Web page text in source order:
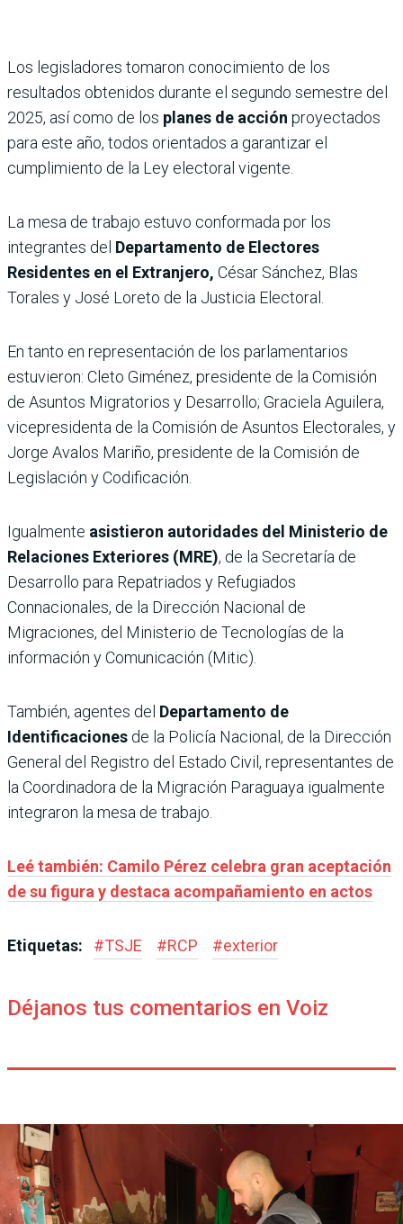
Los legisladores tomaron conocimiento de los
resultados obtenidos durante el segundo semestre del
2025, así como de los planes de acción proyectados
para este año, todos orientados a garantizar el
cumplimiento de la Ley electoral vigente.
La mesa de trabajo estuvo conformada por los
integrantes del Departamento de Electores
Residentes en el Extranjero, César Sánchez, Blas
Torales y José Loreto de la Justicia Electoral.
En tanto en representación de los parlamentarios
estuvieron: Cleto Giménez, presidente de la Comisión
de Asuntos Migratorios y Desarrollo; Graciela Aguilera,
vicepresidenta de la Comisión de Asuntos Electorales, y
Jorge Avalos Mariño, presidente de la Comisión de
Legislación y Codificación.
Igualmente asistieron autoridades del Ministerio de
Relaciones Exteriores (MRE), de la Secretaría de
Desarrollo para Repatriados y Refugiados
Connacionales, de la Dirección Nacional de
Migraciones, del Ministerio de Tecnologías de la
información y Comunicación (Mitic).
También, agentes del Departamento de
Identificaciones de la Policía Nacional, de la Dirección
General del Registro del Estado Civil, representantes de
la Coordinadora de la Migración Paraguaya igualmente
integraron la mesa de trabajo.
Leé también: Camilo Pérez celebra gran aceptación
de su figura y destaca acompañamiento en actos
Etiquetas: #TSJE #RCP #exterior
Déjanos tus comentarios en Voiz